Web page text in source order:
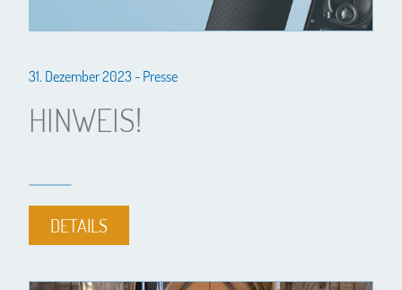
31. Dezember 2023 - Presse
HINWEIS!
DETAILS